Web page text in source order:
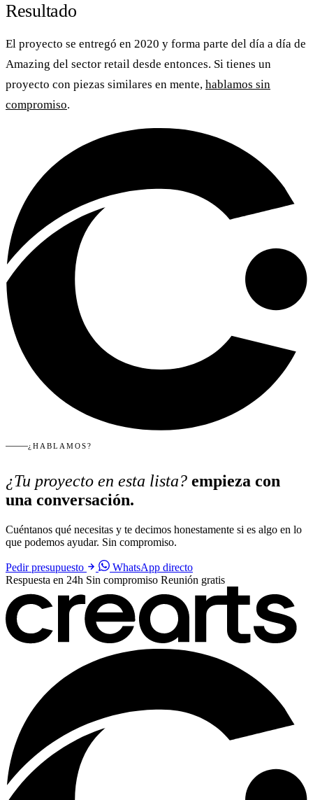
Resultado
El proyecto se entregó en 2020 y forma parte del día a día de
Amazing del sector retail desde entonces. Si tienes un
proyecto con piezas similares en mente, hablamos sin
compromiso.
¿HABLAMOS?
¿Tu proyecto en esta lista? empieza con
una conversación.
Cuéntanos qué necesitas y te decimos honestamente si es algo en lo
que podemos ayudar. Sin compromiso.
Pedir presupuesto
WhatsApp directo
Respuesta en 24h Sin compromiso Reunión gratis